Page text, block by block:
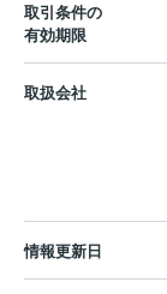
取引条件の
有効期限
取扱会社
情報更新日